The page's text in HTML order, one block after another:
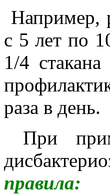
Например,
с 5 лет по
1/4
раза в день.
При
правила: